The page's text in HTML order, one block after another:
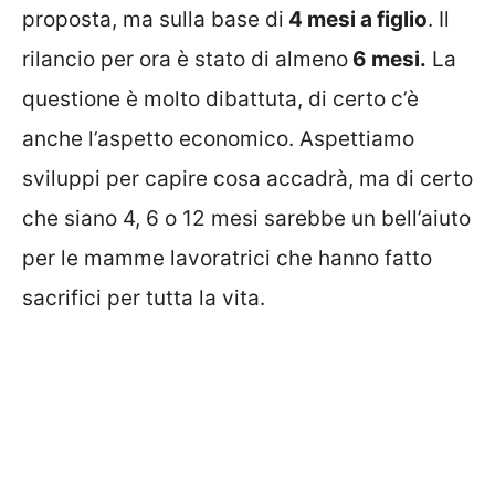
proposta, ma sulla base di 4 mesi a figlio. Il
rilancio per ora è stato di almeno 6 mesi. La
questione è molto dibattuta, di certo c’è
anche l’aspetto economico. Aspettiamo
sviluppi per capire cosa accadrà, ma di certo
che siano 4, 6 o 12 mesi sarebbe un bell’aiuto
per le mamme lavoratrici che hanno fatto
sacrifici per tutta la vita.